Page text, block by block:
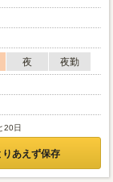
夜
夜勤
20日
りあえず保存